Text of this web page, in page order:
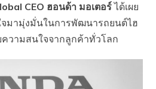
CEO ฮอนด้า มอเตอร์ได้เผย
มามุ่งมั่นในการพัฒนารถยนต์ไฮ
วามสนใจจากลูกค้าทั่วโลก